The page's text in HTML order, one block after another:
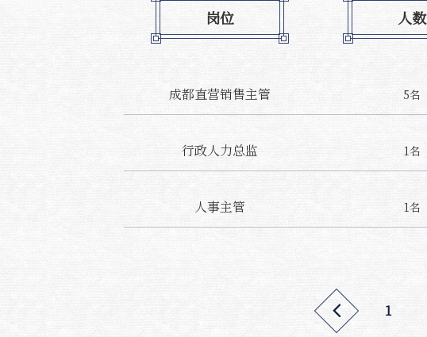
岗位 人数
成都直营销售主管 5名
行政人力总监 1名
人事主管 1名
 1